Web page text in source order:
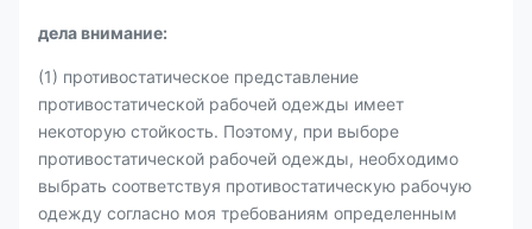
дела внимание:
(1) противостатическое представление
противостатической рабочей одежды имеет
некоторую стойкость. Поэтому, при выборе
противостатической рабочей одежды, необходимо
выбрать соответствуя противостатическую рабочую
одежду согласно моя требованиям определенным